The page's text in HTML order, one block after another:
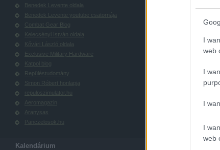
I
web
I
I
I
web
Benedek Levente oldala
Benedek Levente youtube csatornája
Combat Gear Blog
Kelecsényi István oldala
Kővári László oldala
Exclusive Military Hardware
Katpol blog
Repüléstudomány
Simon Róbert honlapja
repuloszimulator.hu
Aeromagazin
Aranysas
Panczelosok.hu
Kalendárium